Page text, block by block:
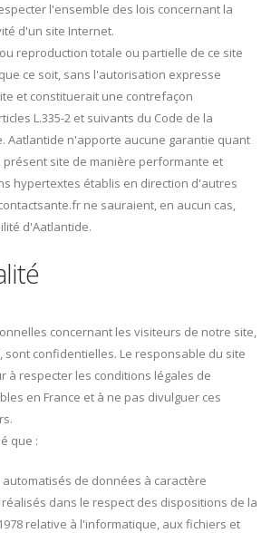
l'ensemble des lois concernant la
d'un site Internet.
reproduction totale ou partielle de ce site
ce soit, sans l'autorisation expresse
et constituerait une contrefaçon
L.335-2 et suivants du Code de la
Aatlantide n'apporte aucune garantie quant
site de manière performante et
hypertextes établis en direction d'autres
ne sauraient, en aucun cas,
d'Aatlantide.
concernant les visiteurs de notre site,
sont confidentielles. Le responsable du site
à respecter les conditions légales de
en France et à ne pas divulguer ces
que :
de données à caractère
dans le respect des dispositions de la
relative à l'informatique, aux fichiers et